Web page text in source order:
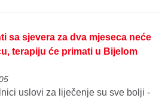
sa sjevera za dva mjeseca neće
terapiju će primati u Bijelom
uslovi za liječenje su sve bolji -